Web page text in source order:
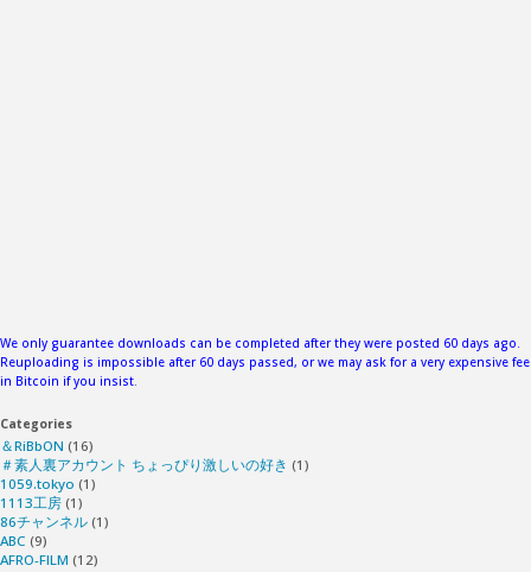
We only guarantee downloads can be completed after they were posted 60 days ago.
Reuploading is impossible after 60 days passed, or we may ask for a very expensive fee
in Bitcoin if you insist.
Categories
＆RiBbON (16)
＃素人裏アカウント ちょっぴり激しいの好き (1)
1059.tokyo (1)
1113工房 (1)
86チャンネル (1)
ABC (9)
AFRO-FILM (12)